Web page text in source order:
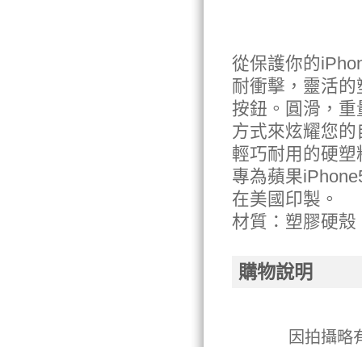
從保護你的
耐衝擊，靈活
按鈕。圓滑，
方式來炫耀您
輕巧耐用的硬塑
專為蘋果
在美國印製。
材質：塑膠硬殼
購物說明
因拍攝略